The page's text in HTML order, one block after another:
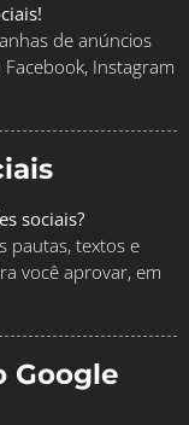
de anúncios
Instagram
sociais?
pautas, textos e
você aprovar, em
Google